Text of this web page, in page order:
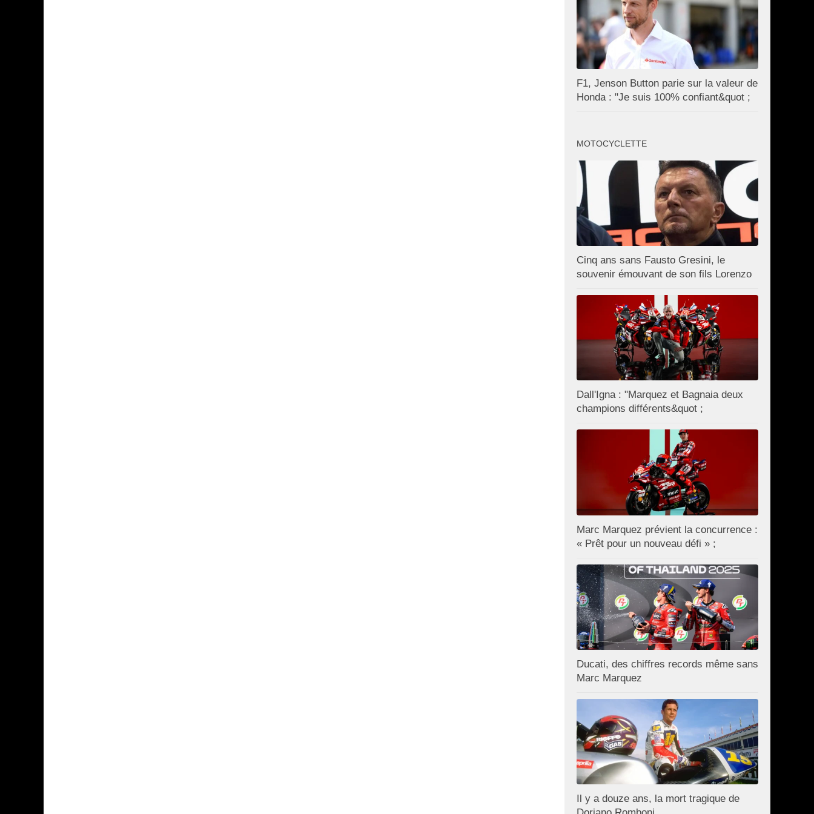
F1, Jenson Button parie sur la valeur de
Honda : "Je suis 100% confiant&quot ;
MOTOCYCLETTE
Cinq ans sans Fausto Gresini, le
souvenir émouvant de son fils Lorenzo
Dall'Igna : "Marquez et Bagnaia deux
champions différents&quot ;
Marc Marquez prévient la concurrence :
« Prêt pour un nouveau défi » ;
Ducati, des chiffres records même sans
Marc Marquez
Il y a douze ans, la mort tragique de